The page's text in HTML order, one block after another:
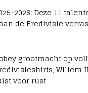
2026: Deze 11
de Eredivisie
grootmacht op
Willem
voor rust